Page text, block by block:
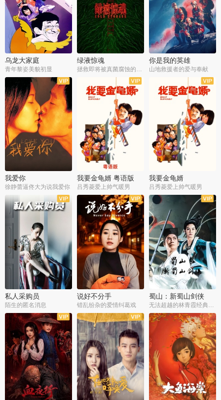
乌龙大家庭
青年黎姿美貌初显
绿液惊魂
拯救即将被真菌腐蚀的世界
你是我的英雄
山地救援者的爱与奉献
我爱你
徐静蕾逼佟大为说我爱你
我要金龟婿 粤语版
吕秀菱爱上帅气暖男
我要金龟婿
吕秀菱爱上帅气暖男
私人采购员
陌生的匿名消息
说好不分手
错乱纷杂的爱情纠葛戏
蜀山：新蜀山剑侠
无法超越的林青霞经典角色